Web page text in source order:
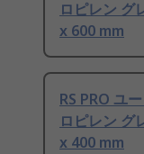
ロピレン グ
x 600 mm
RS PRO ユ
ロピレン グ
x 400 mm